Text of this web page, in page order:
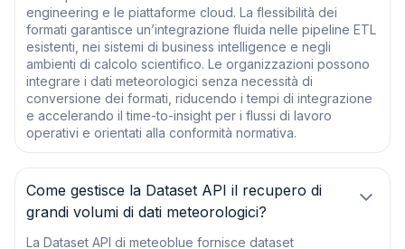
engineering e le piattaforme cloud. La flessibilità dei
formati garantisce un’integrazione fluida nelle pipeline ETL
esistenti, nei sistemi di business intelligence e negli
ambienti di calcolo scientifico. Le organizzazioni possono
integrare i dati meteorologici senza necessità di
conversione dei formati, riducendo i tempi di integrazione
e accelerando il time-to-insight per i flussi di lavoro
operativi e orientati alla conformità normativa.
Come gestisce la Dataset API il recupero di
grandi volumi di dati meteorologici?
La Dataset API di meteoblue fornisce dataset